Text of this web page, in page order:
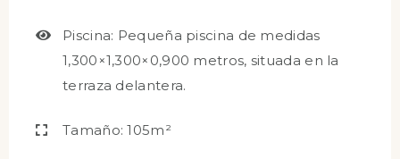
Piscina: Pequeña piscina de medidas
1,300×1,300×0,900 metros, situada en la
terraza delantera.
Tamaño: 105m²